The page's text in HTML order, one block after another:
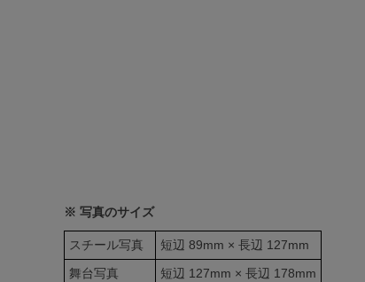
※ 写真のサイズ
スチール写真
短辺 89mm × 長辺 127mm
舞台写真
短辺 127mm × 長辺 178mm